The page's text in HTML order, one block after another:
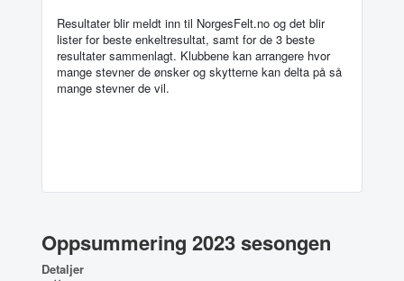
Resultater blir meldt inn til NorgesFelt.no og det blir
lister for beste enkeltresultat, samt for de 3 beste
resultater sammenlagt. Klubbene kan arrangere hvor
mange stevner de ønsker og skytterne kan delta på så
mange stevner de vil.
Oppsummering 2023 sesongen
Detaljer